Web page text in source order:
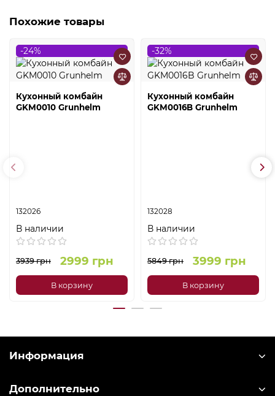
Похожие товары
-24%
Кухонный комбайн
GKM0010 Grunhelm
132026
В наличии
3939 грн 2999 грн
В корзину
-32%
Кухонный комбайн
GKM0016B Grunhelm
132028
В наличии
5849 грн 3999 грн
В корзину
Информация
Дополнительно